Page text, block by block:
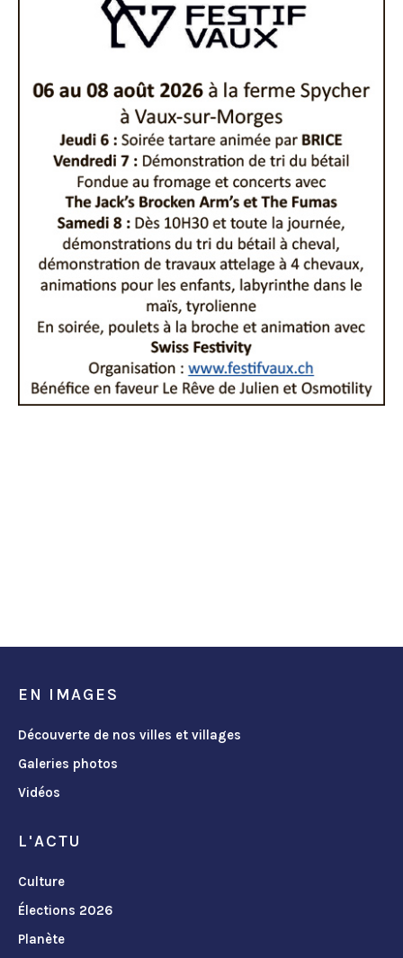
EN IMAGES
Découverte de nos villes et villages
Galeries photos
Vidéos
L'ACTU
Culture
Élections 2026
Planète